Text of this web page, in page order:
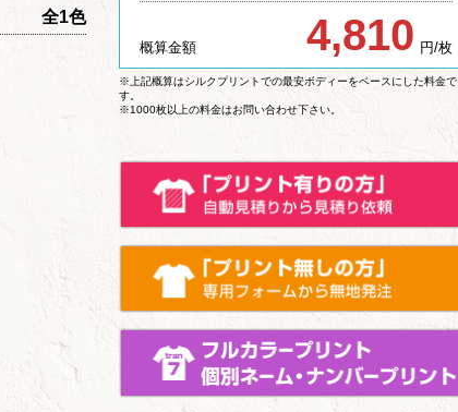
全1色
概算金額 4,810 円/枚
※上記概算はシルクプリントでの最安ボディーをベースにした料金で
す。
※1000枚以上の料金はお問い合わせ下さい。